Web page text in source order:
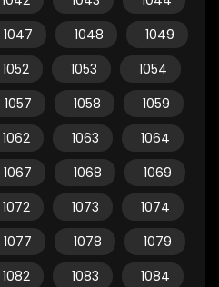
1047 1048
1049
1052 1053
1054
1057 1058
1059
1062 1063
1064
1067 1068
1069
1072 1073
1074
1077 1078
1079
1082 1083
1084